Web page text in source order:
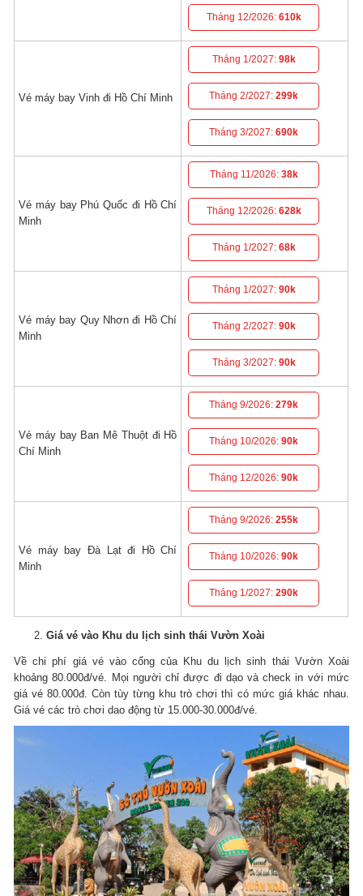
Tháng 12/2026: 610k
Vé máy bay Vinh đi Hồ Chí Minh
Tháng 1/2027: 98k
Tháng 2/2027:299k
Tháng 3/2027:690k
Vé máy bay Phú Quốc đi Hồ Chí
Minh
Tháng 11/2026: 38k
Tháng 12/2026: 628k
Tháng 1/2027: 68k
Vé máy bay Quy Nhơn đi Hồ Chí
Minh
Tháng 1/2027: 90k
Tháng 2/2027: 90k
Tháng 3/2027: 90k
Vé máy bay Ban Mê Thuột đi Hồ
Chí Minh
Tháng 9/2026:279k
Tháng 10/2026:90k
Tháng 12/2026:90k
Vé máy bay Đà Lạt đi Hồ Chí
Minh
Tháng 9/2026:255k
Tháng 10/2026:90k
Tháng 1/2027:290k
Giá vé vào Khu du lịch sinh thái Vườn Xoài
Về chi phí giá vé vào cổng của Khu du lịch sinh thái Vườn Xoài
khoảng 80.000đ/vé. Mọi người chỉ được đi dạo và check in với mức
giá vé 80.000đ. Còn tùy từng khu trò chơi thì có mức giá khác nhau.
Giá vé các trò chơi dao động từ 15.000-30.000đ/vé.